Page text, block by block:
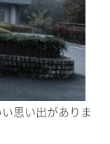
思い出がありま